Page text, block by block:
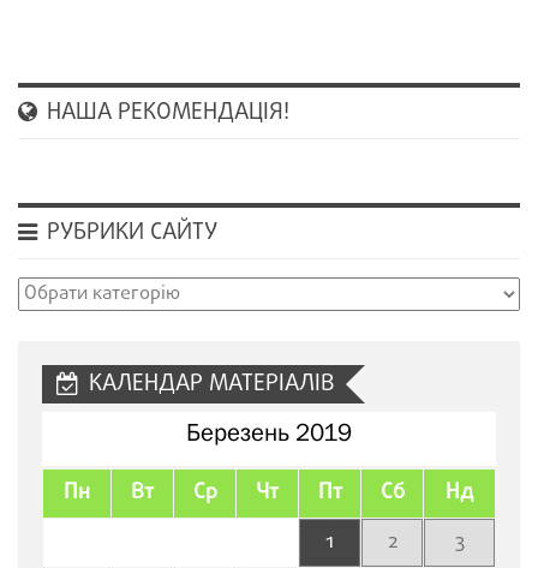
НАША РЕКОМЕНДАЦІЯ!
РУБРИКИ САЙТУ
Рубрики
КАЛЕНДАР МАТЕРІАЛІВ
Березень 2019
Пн Вт Ср Чт Пт Сб Нд
1 2
3